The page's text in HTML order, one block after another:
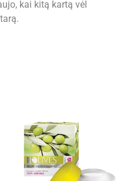
kai kitą kartą vėl